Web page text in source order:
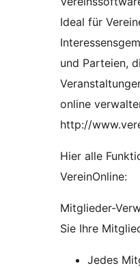
Ideal für
und Parteien,
online
http://
Hier alle
VereinOnline:
Mitglieder-
Sie Ihre
Jedes